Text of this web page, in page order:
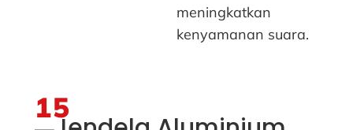
meningkatkan
kenyamanan suara.
15